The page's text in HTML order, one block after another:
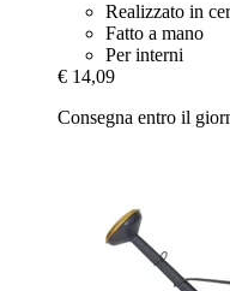
Realizzato in
Fatto a mano
Per interni
€ 14,09
Consegna entro il